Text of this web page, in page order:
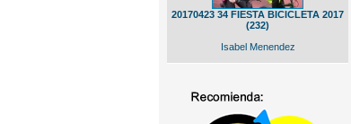
20170423 34 FIESTA BICICLETA 2017
(232)
Isabel Menendez